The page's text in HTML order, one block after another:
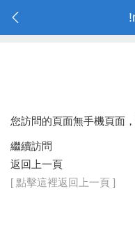
您訪問的頁面無手機頁面
繼續訪問
返回上一頁
[ 點擊這裡返回上一頁 ]